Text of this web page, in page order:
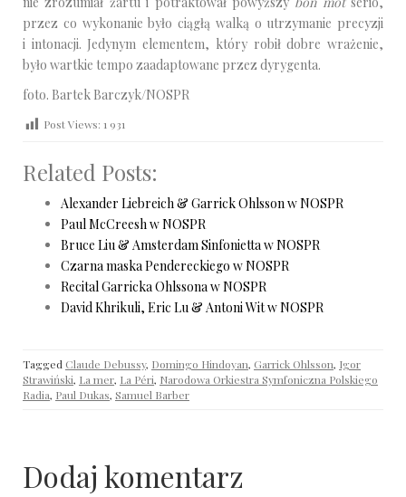
przez co wykonanie było ciągłą walką o utrzymanie precyzji
i intonacji. Jedynym elementem, który robił dobre wrażenie,
było wartkie tempo zaadaptowane przez dyrygenta.
foto. Bartek Barczyk/NOSPR
Post Views: 1 931
Related Posts:
Alexander Liebreich & Garrick Ohlsson w NOSPR
Paul McCreesh w NOSPR
Bruce Liu & Amsterdam Sinfonietta w NOSPR
Czarna maska Pendereckiego w NOSPR
Recital Garricka Ohlssona w NOSPR
David Khrikuli, Eric Lu & Antoni Wit w NOSPR
Tagged Claude Debussy, Domingo Hindoyan, Garrick Ohlsson, Igor
Strawiński, La mer, La Péri, Narodowa Orkiestra Symfoniczna Polskiego
Radia, Paul Dukas, Samuel Barber
Dodaj komentarz